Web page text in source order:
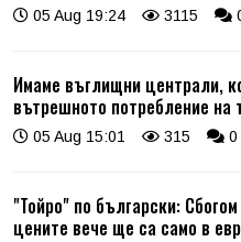
05 Aug 19:24 3115
Имаме въглищни централи,
вътрешното потребление на
05 Aug 15:01 315 0
"Тойро" по български:
цените вече ще са само в